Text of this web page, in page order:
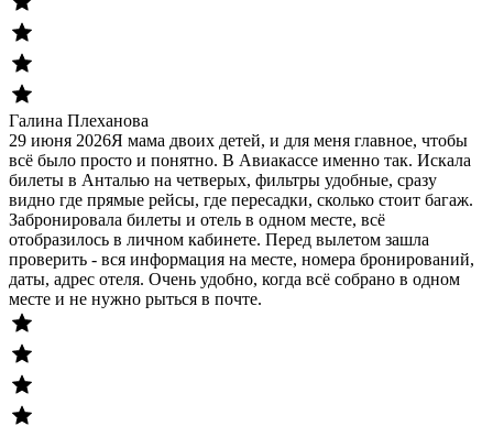
Галина Плеханова
29 июня 2026Я мама двоих детей, и для меня главное, чтобы
всё было просто и понятно. В Авиакассе именно так. Искала
билеты в Анталью на четверых, фильтры удобные, сразу
видно где прямые рейсы, где пересадки, сколько стоит багаж.
Забронировала билеты и отель в одном месте, всё
отобразилось в личном кабинете. Перед вылетом зашла
проверить - вся информация на месте, номера бронирований,
даты, адрес отеля. Очень удобно, когда всё собрано в одном
месте и не нужно рыться в почте.